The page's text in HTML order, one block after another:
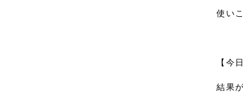
使い
【今
結果